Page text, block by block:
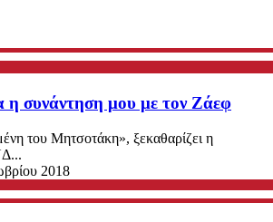
η συνάντηση μου με τον Ζάεφ
του Μητσοτάκη», ξεκαθαρίζει η
2018